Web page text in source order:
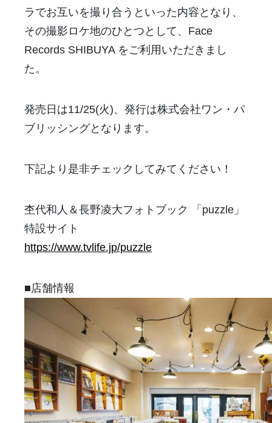
ラでお互いを撮り合うといった内容となり、
その撮影ロケ地のひとつとして、Face
Records SHIBUYA をご利用いただきまし
た。
発売日は11/25(火)、発行は株式会社ワン・パ
ブリッシングとなります。
下記より是非チェックしてみてください！
杢代和人＆長野凌大フォトブック 「puzzle」
特設サイト
https://www.tvlife.jp/puzzle
■店舗情報